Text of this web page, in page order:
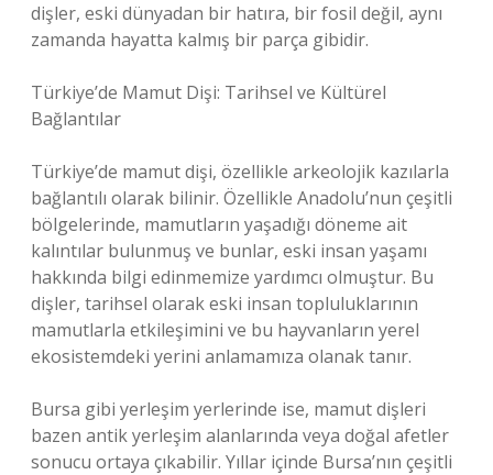
dişler, eski dünyadan bir hatıra, bir fosil değil, aynı
zamanda hayatta kalmış bir parça gibidir.
Türkiye’de Mamut Dişi: Tarihsel ve Kültürel
Bağlantılar
Türkiye’de mamut dişi, özellikle arkeolojik kazılarla
bağlantılı olarak bilinir. Özellikle Anadolu’nun çeşitli
bölgelerinde, mamutların yaşadığı döneme ait
kalıntılar bulunmuş ve bunlar, eski insan yaşamı
hakkında bilgi edinmemize yardımcı olmuştur. Bu
dişler, tarihsel olarak eski insan topluluklarının
mamutlarla etkileşimini ve bu hayvanların yerel
ekosistemdeki yerini anlamamıza olanak tanır.
Bursa gibi yerleşim yerlerinde ise, mamut dişleri
bazen antik yerleşim alanlarında veya doğal afetler
sonucu ortaya çıkabilir. Yıllar içinde Bursa’nın çeşitli